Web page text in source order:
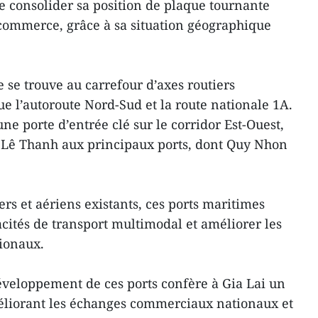
consolider sa position de plaque tournante
grâce à sa situation géographique
trouve au carrefour d’axes routiers
l’autoroute Nord-Sud et la route nationale 1A.
porte d’entrée clé sur le corridor Est-Ouest,
Thanh aux principaux ports, dont Quy Nhon
et aériens existants, ces ports maritimes
de transport multimodal et améliorer les
de ces ports confère à Gia Lai un
les échanges commerciaux nationaux et